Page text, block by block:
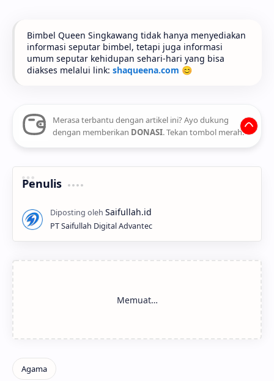
Bimbel Queen Singkawang tidak hanya menyediakan
informasi seputar bimbel, tetapi juga informasi
umum seputar kehidupan sehari-hari yang bisa
diakses melalui link: shaqueena.com 😊
Merasa terbantu dengan artikel ini? Ayo dukung
dengan memberikan DONASI. Tekan tombol merah.
Penulis
PT Saifullah Digital Advantec